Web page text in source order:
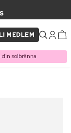
MEDLEM
solbränna